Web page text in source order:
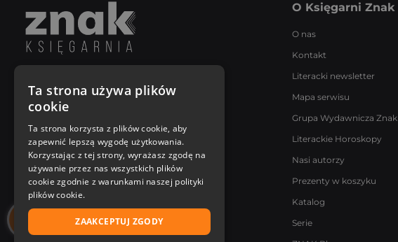
Poniedziałek - Piątek
8:00 - 18:00
[email protected]
Bądź z nami na bieżąco
O Księgarni Znak
O nas
Kontakt
Literacki newsletter
Mapa serwisu
Grupa Wydawnicza Znak
Literackie Horoskopy
Nasi autorzy
Prezenty w koszyku
Katalog
Serie
Ta strona używa plików
cookie
Ta strona korzysta z plików cookie, aby
zapewnić lepszą wygodę użytkowania.
Korzystając z tej strony, wyrażasz zgodę na
używanie przez nas wszystkich plików
cookie zgodnie z warunkami naszej polityki
plików cookie.
ZAAKCEPTUJ ZGODY